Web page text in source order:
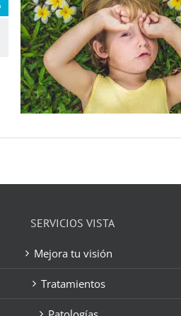
SERVICIOS VISTA
Mejora tu visión
Tratamientos